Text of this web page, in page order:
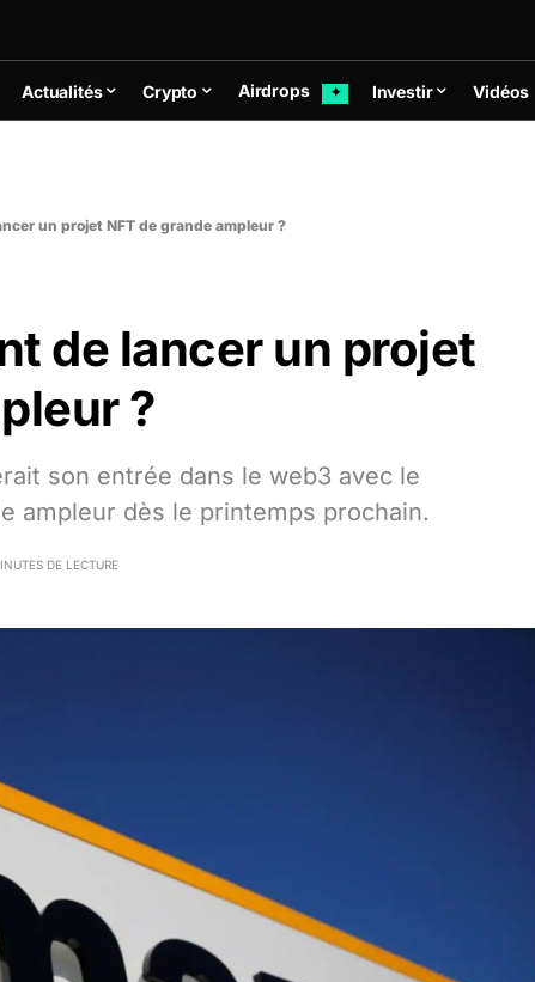
Actualités Crypto Airdrops ✦ Investir Vidéos
un projet NFT de grande ampleur ?
de lancer un projet
?
son entrée dans le web3 avec le
ampleur dès le printemps prochain.
DE LECTURE